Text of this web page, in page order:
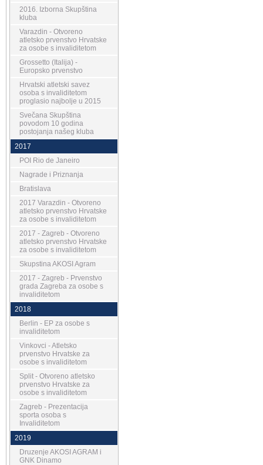
2016. Izborna Skupština
kluba
Varazdin - Otvoreno
atletsko prvenstvo Hrvatske
za osobe s invaliditetom
Grossetto (Italija) -
Europsko prvenstvo
Hrvatski atletski savez
osoba s invaliditetom
proglasio najbolje u 2015
Svečana Skupština
povodom 10 godina
postojanja našeg kluba
2017
POI Rio de Janeiro
Nagrade i Priznanja
Bratislava
2017 Varazdin - Otvoreno
atletsko prvenstvo Hrvatske
za osobe s invaliditetom
2017 - Zagreb - Otvoreno
atletsko prvenstvo Hrvatske
za osobe s invaliditetom
Skupstina AKOSI Agram
2017 - Zagreb - Prvenstvo
grada Zagreba za osobe s
invaliditetom
2018
Berlin - EP za osobe s
invaliditetom
Vinkovci - Atletsko
prvenstvo Hrvatske za
osobe s invaliditetom
Split - Otvoreno atletsko
prvenstvo Hrvatske za
osobe s invaliditetom
Zagreb - Prezentacija
sporta osoba s
Invaliditetom
2019
Druzenje AKOSI AGRAM i
GNK Dinamo